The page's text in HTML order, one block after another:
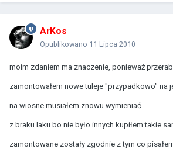
ArKos
Opublikowano 11 Lipca 2010
moim zdaniem ma znaczenie, ponieważ
zamontowałem nowe tuleje "przypadkowo" na
na wiosne musiałem znowu wymieniać
z braku laku bo nie było innych kupiłem takie
zamontowane zostały zgodnie z tym co